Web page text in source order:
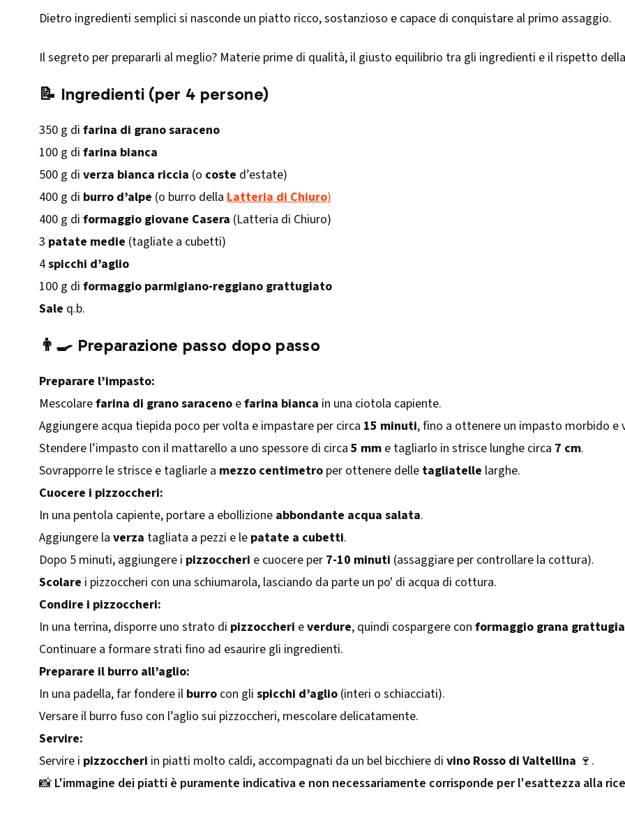
Dietro ingredienti semplici si nasconde un piatto ricco, sostanzioso e capace di conquistare al primo assaggio.
Il segreto per prepararli al meglio? Materie prime di qualità, il giusto equilibrio tra gli ingredienti e il rispetto
📝 Ingredienti (per 4 persone)
350 g di farina di grano saraceno
100 g di farina bianca
500 g di verza bianca riccia (o coste d’estate)
400 g di burro d’alpe (o burro della Latteria di Chiuro)
400 g di formaggio giovane Casera (Latteria di Chiuro)
3 patate medie (tagliate a cubetti)
4spicchi d’aglio
100 g di formaggio parmigiano-reggiano grattugiato
Sale q.b.
👨‍🍳 Preparazione passo dopo passo
Preparare l’impasto:
Mescolarefarina di grano saraceno efarina bianca in una ciotola capiente.
Aggiungere acqua tiepida poco per volta e impastare per circa 15 minuti, fino a ottenere un impasto morbido e
Stendere l’impasto con il mattarello a uno spessore di circa 5 mm e tagliarlo in strisce lunghe circa 7 cm.
Sovrapporre le strisce e tagliarle a mezzo centimetro per ottenere delle tagliatelle larghe.
Cuocere i pizzoccheri:
In una pentola capiente, portare a ebollizione abbondante acqua salata.
Aggiungere la verza tagliata a pezzi e le patate a cubetti.
Dopo 5 minuti, aggiungere i pizzoccheri e cuocere per 7-10 minuti (assaggiare per controllare la cottura).
Scolare i pizzoccheri con una schiumarola, lasciando da parte un po' di acqua di cottura.
Condire i pizzoccheri:
In una terrina, disporre uno strato di pizzoccheri everdure, quindi cospargere con formaggio grana
Continuare a formare strati fino ad esaurire gli ingredienti.
Preparare il burro all’aglio:
In una padella, far fondere il burro con gli spicchi d’aglio (interi o schiacciati).
Versare il burro fuso con l’aglio sui pizzoccheri, mescolare delicatamente.
Servire:
Servire i pizzoccheri in piatti molto caldi, accompagnati da un bel bicchiere di vino Rosso di Valtellina 🍷.
📸 L'immagine dei piatti è puramente indicativa e non necessariamente corrisponde per l'esattezza alla